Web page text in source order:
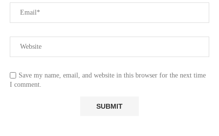
Save my name, email, and website in this browser for the next time
I comment.